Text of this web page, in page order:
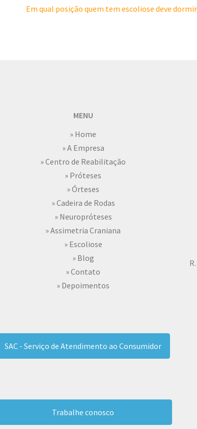
Em qual posição quem tem escoliose deve
MENU
» Home
» A Empresa
» Centro de Reabilitação
» Próteses
» Órteses
» Cadeira de Rodas
» Neuropróteses
» Assimetria Craniana
» Escoliose
» Blog
» Contato
» Depoimentos
SAC - Serviço de Atendimento ao Consumidor
Trabalhe conosco